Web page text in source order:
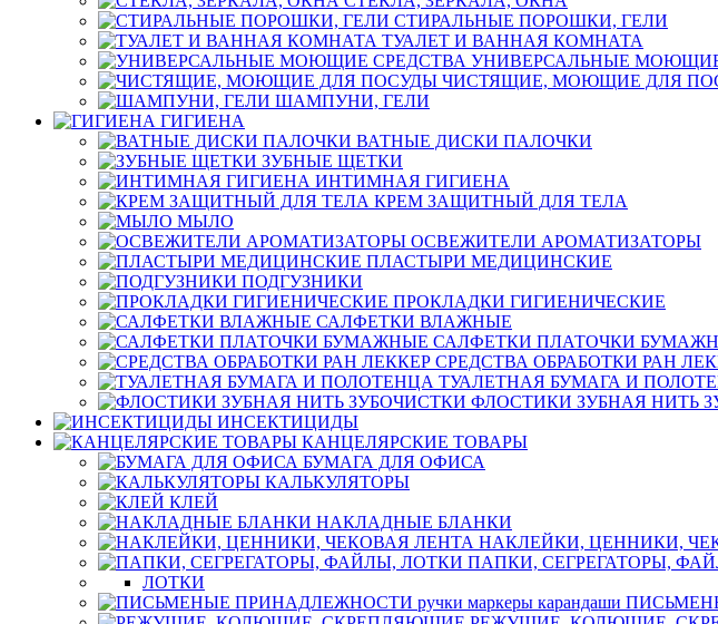
СТИРАЛЬНЫЕ ПОРОШКИ, ГЕЛИ
ТУАЛЕТ И ВАННАЯ КОМНАТА
УНИВЕРСАЛЬНЫЕ
ЧИСТЯЩИЕ, МОЮЩИЕ ДЛЯ
ШАМПУНИ, ГЕЛИ
ГИГИЕНА
ВАТНЫЕ ДИСКИ ПАЛОЧКИ
ЗУБНЫЕ ЩЕТКИ
ИНТИМНАЯ ГИГИЕНА
КРЕМ ЗАЩИТНЫЙ ДЛЯ ТЕЛА
МЫЛО
ОСВЕЖИТЕЛИ АРОМАТИЗАТОРЫ
ПЛАСТЫРИ МЕДИЦИНСКИЕ
ПОДГУЗНИКИ
ПРОКЛАДКИ ГИГИЕНИЧЕСКИЕ
САЛФЕТКИ ВЛАЖНЫЕ
САЛФЕТКИ ПЛАТОЧКИ
СРЕДСТВА ОБРАБОТКИ РАН
ТУАЛЕТНАЯ БУМАГА И
ФЛОСТИКИ ЗУБНАЯ НИТЬ
ИНСЕКТИЦИДЫ
КАНЦЕЛЯРСКИЕ ТОВАРЫ
БУМАГА ДЛЯ ОФИСА
КАЛЬКУЛЯТОРЫ
КЛЕЙ
НАКЛАДНЫЕ БЛАНКИ
НАКЛЕЙКИ, ЦЕННИКИ,
ПАПКИ, СЕГРЕГАТОРЫ,
ЛОТКИ